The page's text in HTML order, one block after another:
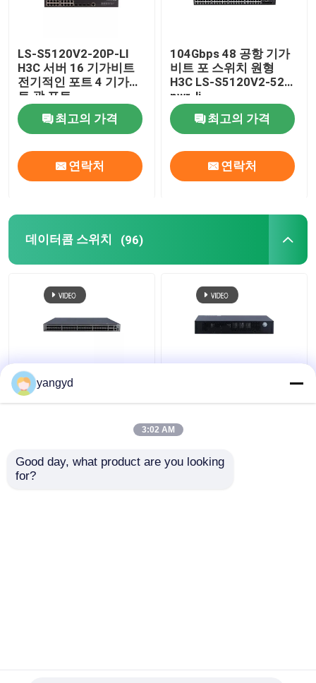
LS-S5120V2-20P-LI
H3C 서버 16 기가비트
전기적인 포트 4 기가비
트 광 포트
최고의 가격
연락처
104Gbps 48 공항 기가
비트 포 스위치 원형
H3C LS-S5120V2-52P-
pwr-li
최고의 가격
연락처
데이터콤 스위치 (96)
클라우드엔진 S5731 Ｈ
스위치 POE++ 44xGE
SFP PoE+ 데이터콤은 8
엔진 S5731 Ｌ를 바꿉
니다
yangyd
3:02 AM
Good day, what product are you looking
for?